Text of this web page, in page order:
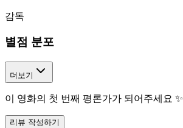
감독
별점 분포
더보기
이 영화의 첫 번째 평론가가 되어주세요 ✨
리뷰 작성하기